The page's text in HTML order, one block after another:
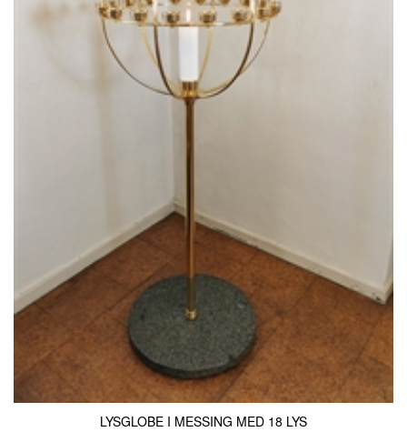
LYSGLOBE I MESSING MED 18 LYS